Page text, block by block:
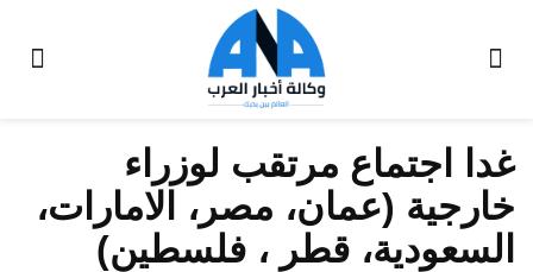
غدا اجتماع مرتقب لوزراء
خارجية (عمان، مصر، الامارات،
السعودية، قطر ، فلسطين)